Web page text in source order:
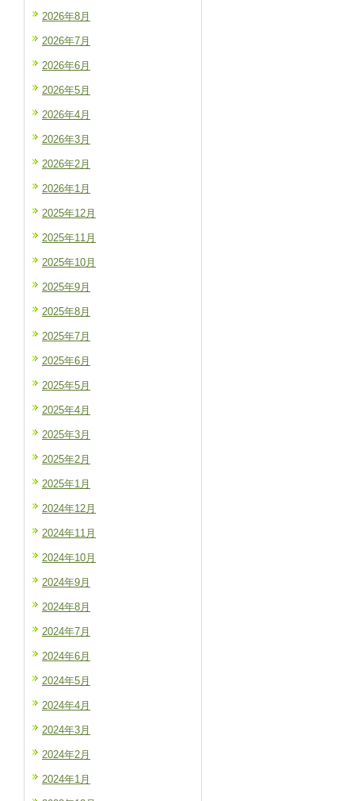
2026年8月
2026年7月
2026年6月
2026年5月
2026年4月
2026年3月
2026年2月
2026年1月
2025年12月
2025年11月
2025年10月
2025年9月
2025年8月
2025年7月
2025年6月
2025年5月
2025年4月
2025年3月
2025年2月
2025年1月
2024年12月
2024年11月
2024年10月
2024年9月
2024年8月
2024年7月
2024年6月
2024年5月
2024年4月
2024年3月
2024年2月
2024年1月